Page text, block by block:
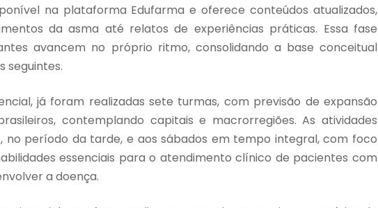
na plataforma Edufarma e oferece conteúdos atualizados,
da asma até relatos de experiências práticas. Essa fase
avancem no próprio ritmo, consolidando a base conceitual
seguintes.
já foram realizadas sete turmas, com previsão de expansão
contemplando capitais e macrorregiões. As atividades
no período da tarde, e aos sábados em tempo integral, com foco
essenciais para o atendimento clínico de pacientes com
a doença.